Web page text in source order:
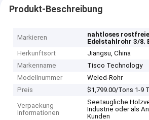
Produkt-Beschreibung
Markieren nahtloses
Edelstahlrohr 3/8,
Herkunftsort
Jiangsu, China
Markenname
Tisco Technology
Modellnummer
Weled-Rohr
Preis
$1,799.00/Tons 1-9
Verpackung
Informationen
Seetaugliche
Industrie oder als
Kunden